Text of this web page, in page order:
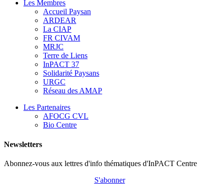
Les Membres
Accueil Paysan
ARDEAR
La CIAP
FR CIVAM
MRJC
Terre de Liens
InPACT 37
Solidarité Paysans
URGC
Réseau des AMAP
Les Partenaires
AFOCG CVL
Bio Centre
Newsletters
Abonnez-vous aux lettres d'info thématiques d'InPACT Centre
S'abonner